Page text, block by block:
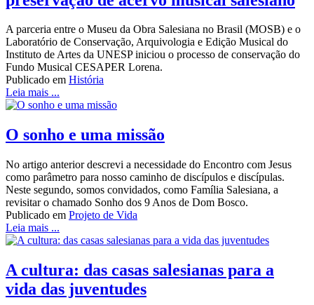
A parceria entre o Museu da Obra Salesiana no Brasil (MOSB) e o
Laboratório de Conservação, Arquivologia e Edição Musical do
Instituto de Artes da UNESP iniciou o processo de conservação do
Fundo Musical CESAPER Lorena.
Publicado em História
Leia mais ...
O sonho e uma missão
No artigo anterior descrevi a necessidade do Encontro com Jesus
como parâmetro para nosso caminho de discípulos e discípulas.
Neste segundo, somos convidados, como Família Salesiana, a
revisitar o chamado Sonho dos 9 Anos de Dom Bosco.
Publicado em Projeto de Vida
Leia mais ...
A cultura: das casas salesianas para a
vida das juventudes